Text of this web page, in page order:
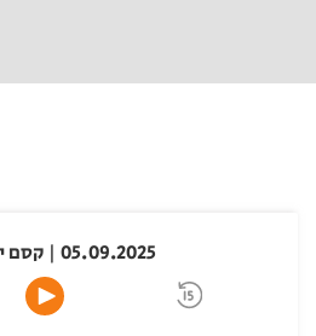
05.09.2025 | קסם ים תיכוני